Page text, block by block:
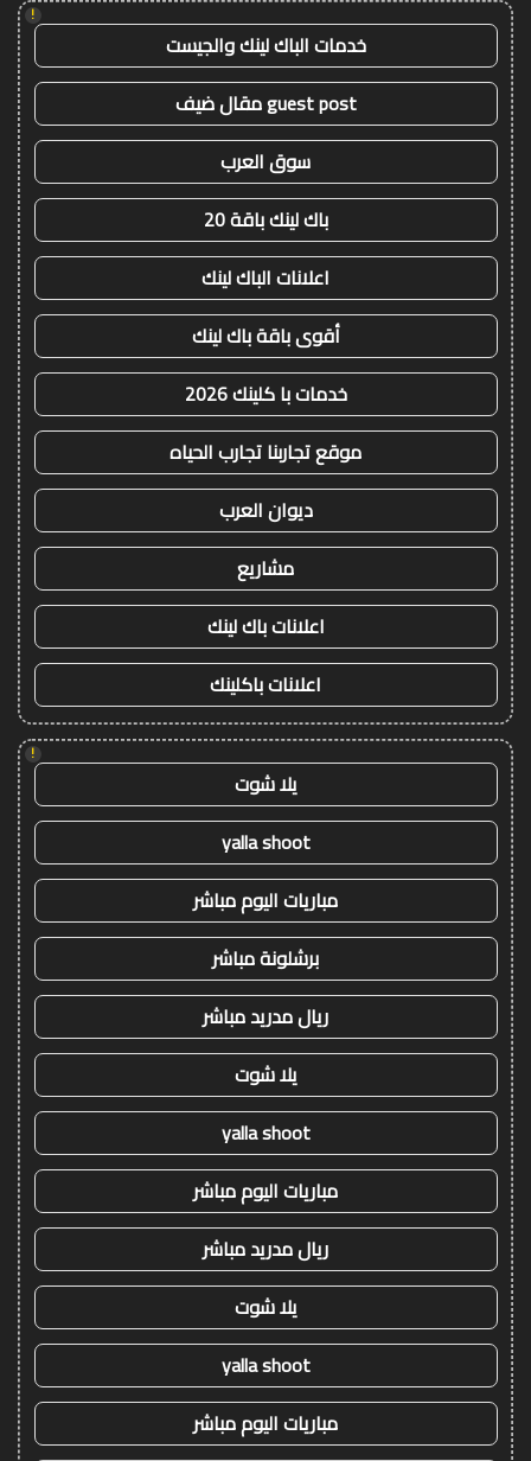
!
خدمات الباك لينك والجيست
guest post مقال ضيف
سوق العرب
باك لينك باقة 20
اعلانات الباك لينك
أقوى باقة باك لينك
خدمات با كلينك 2026
موقع تجاربنا تجارب الحياه
ديوان العرب
مشاريع
اعلانات باك لينك
اعلانات باكلينك
!
يلا شوت
yalla shoot
مباريات اليوم مباشر
برشلونة مباشر
ريال مدريد مباشر
يلا شوت
yalla shoot
مباريات اليوم مباشر
ريال مدريد مباشر
يلا شوت
yalla shoot
مباريات اليوم مباشر